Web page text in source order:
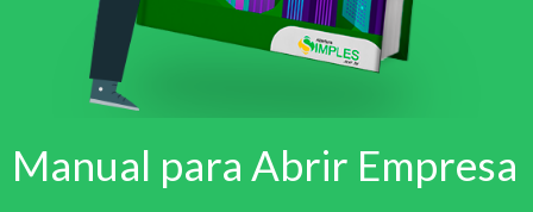
Manual para Abrir Empresa